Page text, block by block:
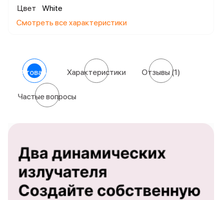
Цвет
White
Смотреть все характеристики
О товаре Характеристики Отзывы (1)
Частые вопросы